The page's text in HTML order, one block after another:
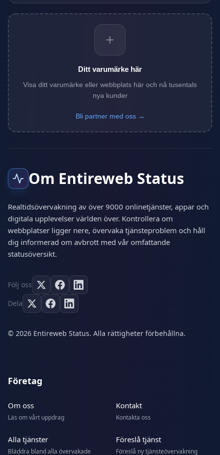
+
Ditt varumärke här
Visa ditt varumärke eller webbplats här och nå tusentals
nya kunder
Bli partner med oss →
Om Entireweb Status
Realtidsövervakning av över 9000 onlinetjänster, appar och
digitala upplevelser världen över. Kontrollera om
webbplatser ligger nere, övervaka tjänsteproblem och håll
dig informerad om avbrott med vår omfattande
statusöversikt.
Följ oss
Dela
© 2026 Entireweb Status. Alla rättigheter förbehållna.
Företag
Om oss
Läs om vårt uppdrag
Kontakt
Kontakta oss
Alla tjänster
Bläddra bland alla övervakade
Föreslå tjänst
Föreslå ny tjänsteövervakning